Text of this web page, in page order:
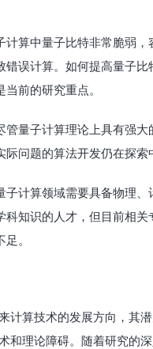
计算中量子比特非常脆弱，
错误计算。如何提高量子比
前的研究重点。
管量子计算理论上具有强大
际问题的算法开发仍在探索
子计算领域需要具备物理、
科知识的人才，但目前相关
。
计算技术的发展方向，其
和理论障碍。随着研究的